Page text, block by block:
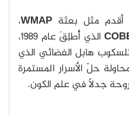
أقدم مثل بعثة WMAP،
الذي أُطلِقَ عام 1989،
هابل الفضائي الذي
على محاولة حلّ الأسرار المستمرة
جدلًا في علم الكون.